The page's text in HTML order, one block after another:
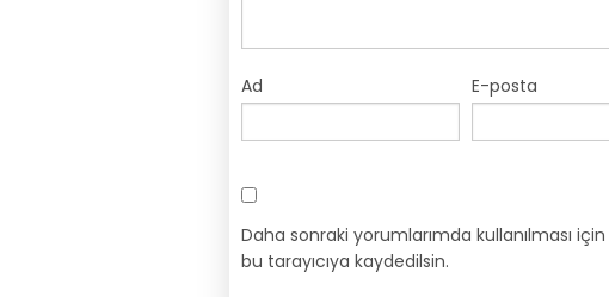
Ad E-posta
Daha sonraki yorumlarımda kullanılması
bu tarayıcıya kaydedilsin.